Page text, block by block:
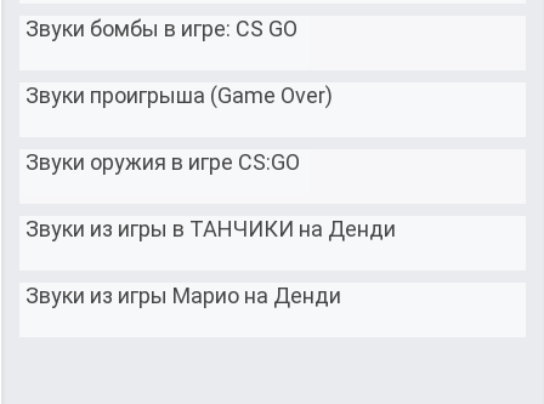
Звуки бомбы в игре: CS GO
Звуки проигрыша (Game Over)
Звуки оружия в игре CS:GO
Звуки из игры в ТАНЧИКИ на Денди
Звуки из игры Марио на Денди